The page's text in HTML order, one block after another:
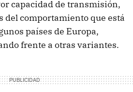
capacidad de transmisión,
del comportamiento que está
países de Europa,
frente a otras variantes.